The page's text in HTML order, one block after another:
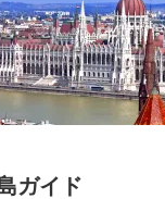
ガイド